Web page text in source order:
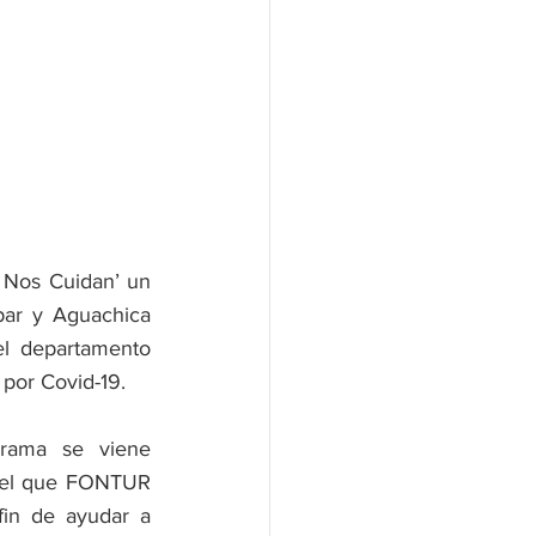
Cuidan’ un
y Aguachica
departamento
Covid-19.
se viene
que FONTUR
de ayudar a